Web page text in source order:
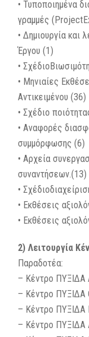
• Τυποποιημένα
γραμμές
• Δημιουργία και
Έργου (1)
•
• Μηνιαίες
Αντικειμένου (36)
• Σχέδιο
• Αναφορές
συμμόρφωσης (6)
• Αρχεία
συναντήσεων.(13)
•
• Εκθέσεις
• Εκθέσεις
2) Λειτουργία
Παραδοτέα:
– Κέντρο ΠΥΞΙΔΑ
– Κέντρο ΠΥΞΙΔΑ
– Κέντρο ΠΥΞΙΔΑ
– Κέντρο ΠΥΞΙΔΑ